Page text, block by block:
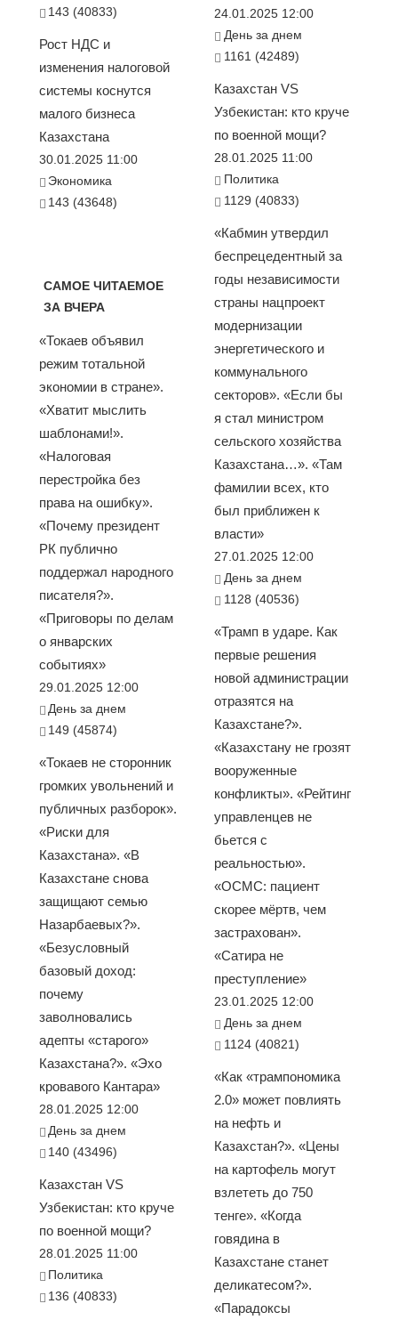
143 (40833)
Рост НДС и
изменения налоговой
системы коснутся
малого бизнеса
Казахстана
30.01.2025 11:00
Экономика
143 (43648)
САМОЕ ЧИТАЕМОЕ
ЗА ВЧЕРА
«Токаев объявил
режим тотальной
экономии в стране».
«Хватит мыслить
шаблонами!».
«Налоговая
перестройка без
права на ошибку».
«Почему президент
РК публично
поддержал народного
писателя?».
«Приговоры по делам
о январских
событиях»
29.01.2025 12:00
День за днем
149 (45874)
«Токаев не сторонник
громких увольнений и
публичных разборок».
«Риски для
Казахстана». «В
Казахстане снова
защищают семью
Назарбаевых?».
«Безусловный
базовый доход:
почему
заволновались
адепты «старого»
Казахстана?». «Эхо
кровавого Кантара»
28.01.2025 12:00
День за днем
140 (43496)
Казахстан VS
Узбекистан: кто круче
по военной мощи?
28.01.2025 11:00
Политика
136 (40833)
24.01.2025 12:00
День за днем
1161 (42489)
Казахстан VS
Узбекистан: кто круче
по военной мощи?
28.01.2025 11:00
Политика
1129 (40833)
«Кабмин утвердил
беспрецедентный за
годы независимости
страны нацпроект
модернизации
энергетического и
коммунального
секторов». «Если бы
я стал министром
сельского хозяйства
Казахстана…». «Там
фамилии всех, кто
был приближен к
власти»
27.01.2025 12:00
День за днем
1128 (40536)
«Трамп в ударе. Как
первые решения
новой администрации
отразятся на
Казахстане?».
«Казахстану не грозят
вооруженные
конфликты». «Рейтинг
управленцев не
бьется с
реальностью».
«ОСМС: пациент
скорее мёртв, чем
застрахован».
«Сатира не
преступление»
23.01.2025 12:00
День за днем
1124 (40821)
«Как «трампономика
2.0» может повлиять
на нефть и
Казахстан?». «Цены
на картофель могут
взлететь до 750
тенге». «Когда
говядина в
Казахстане станет
деликатесом?».
«Парадоксы